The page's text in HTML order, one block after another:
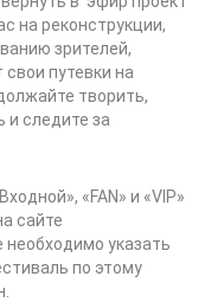
на реконструкции,
зрителей,
путевки на
творить,
и следите за
«FAN» и «VIP»
сайте
необходимо указать
по этому